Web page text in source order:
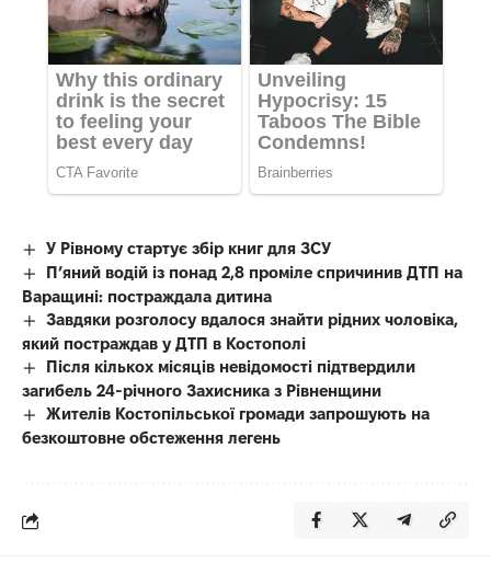
У Рівному стартує збір книг для ЗСУ
П’яний водій із понад 2,8 проміле спричинив ДТП на
Варащині: постраждала дитина
Завдяки розголосу вдалося знайти рідних чоловіка,
який постраждав у ДТП в Костополі
Після кількох місяців невідомості підтвердили
загибель 24-річного Захисника з Рівненщини
Жителів Костопільської громади запрошують на
безкоштовне обстеження легень